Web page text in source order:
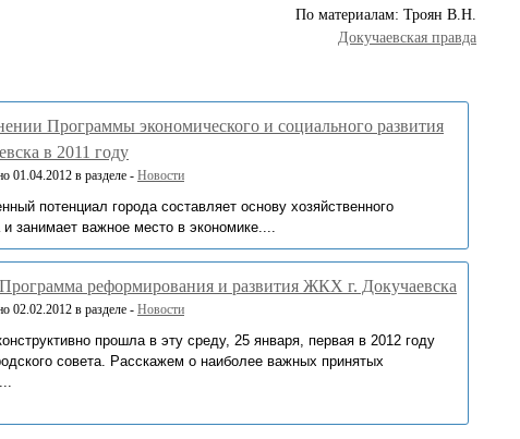
По материалам: Троян В.Н.
Докучаевская правда
Программы экономического и социального развития
в 2011 году
01.04.2012 в разделе - Новости
потенциал города составляет основу хозяйственного
и занимает важное место в экономике....
реформирования и развития ЖКХ г. Докучаевска
02.02.2012 в разделе - Новости
прошла в эту среду, 25 января, первая в 2012 году
совета. Расскажем о наиболее важных принятых